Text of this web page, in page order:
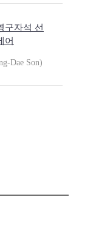
구자석 선
어
Dae Son)